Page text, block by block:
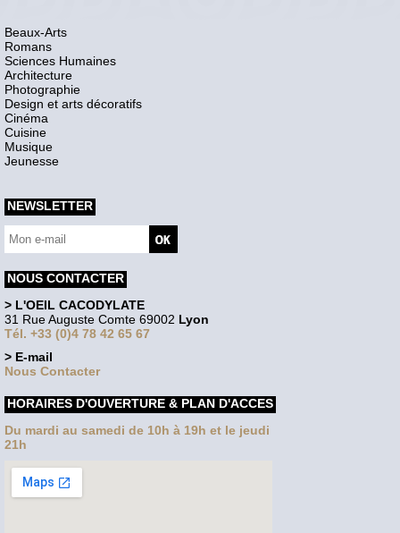
Beaux-Arts
Romans
Sciences Humaines
Architecture
Photographie
Design et arts décoratifs
Cinéma
Cuisine
Musique
Jeunesse
NEWSLETTER
NOUS CONTACTER
> L'OEIL CACODYLATE
31 Rue Auguste Comte 69002 Lyon
Tél. +33 (0)4 78 42 65 67
> E-mail
Nous Contacter
HORAIRES D'OUVERTURE & PLAN D'ACCES
Du mardi au samedi de 10h à 19h et le jeudi
21h